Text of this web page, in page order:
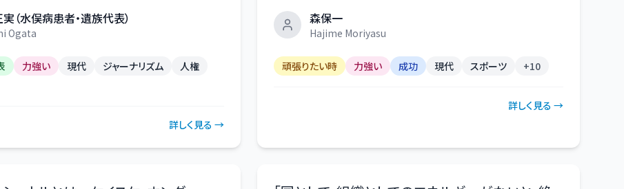
（水俣病患者・遺族代表）
Ogata
力強い 現代 ジャーナリズム
人権
詳しく見る →
森保一
Hajime Moriyasu
頑張りたい時 力強い 成功 現代 スポーツ +10
詳しく見る →